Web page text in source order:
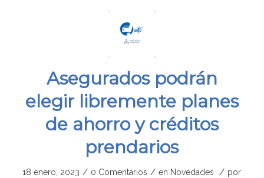
Asegurados podrán
elegir libremente planes
de ahorro y créditos
prendarios
18 enero, 2023 / 0 Comentarios / en Novedades / por